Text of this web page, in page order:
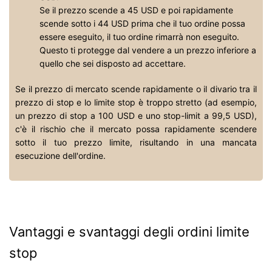
Se il prezzo scende a 45 USD e poi rapidamente
scende sotto i 44 USD prima che il tuo ordine possa
essere eseguito, il tuo ordine rimarrà non eseguito.
Questo ti protegge dal vendere a un prezzo inferiore a
quello che sei disposto ad accettare.
Se il prezzo di mercato scende rapidamente o il divario tra il
prezzo di stop e lo limite stop è troppo stretto (ad esempio,
un prezzo di stop a 100 USD e uno stop-limit a 99,5 USD),
c'è il rischio che il mercato possa rapidamente scendere
sotto il tuo prezzo limite, risultando in una mancata
esecuzione dell'ordine.
Vantaggi e svantaggi degli ordini limite
stop